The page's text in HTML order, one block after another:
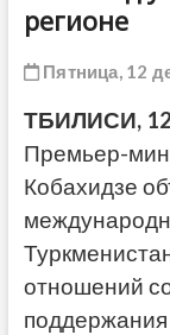
регионе
Пятница, 12
ТБИЛИСИ, 12
Премьер-
Кобахидзе
отношений
поддержания